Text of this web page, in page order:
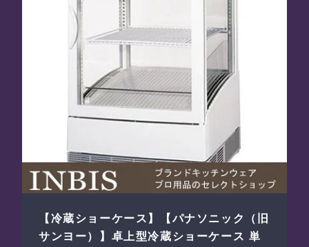
【冷蔵ショーケース】【パナソニック（旧
サンヨー）】卓上型冷蔵ショーケース 単